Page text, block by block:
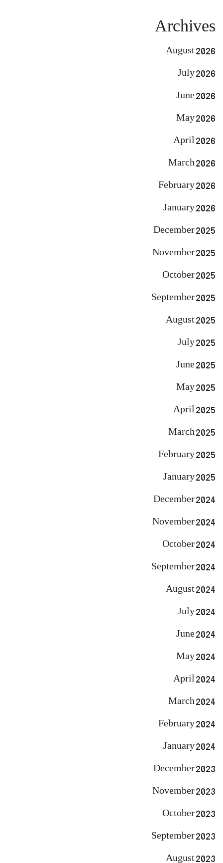
Archives
August 2026
July 2026
June 2026
May 2026
April 2026
March 2026
February 2026
January 2026
December 2025
November 2025
October 2025
September 2025
August 2025
July 2025
June 2025
May 2025
April 2025
March 2025
February 2025
January 2025
December 2024
November 2024
October 2024
September 2024
August 2024
July 2024
June 2024
May 2024
April 2024
March 2024
February 2024
January 2024
December 2023
November 2023
October 2023
September 2023
August 2023